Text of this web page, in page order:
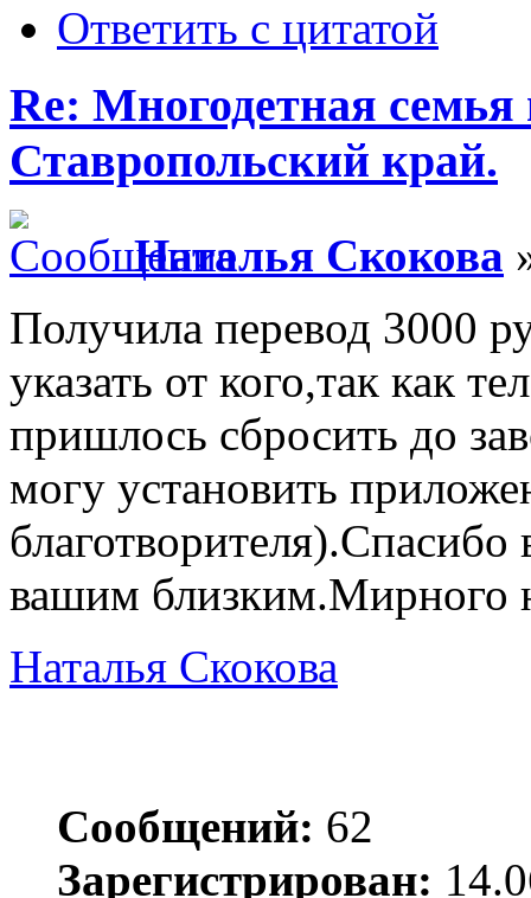
Ответить с цитатой
Re: Многодетная
Ставропольский край.
Наталья Скокова
Получила перевод 3000
указать от кого,так как
пришлось сбросить до
могу установить
вашим близким.Мирного
Наталья Скокова
Сообщений: 62
Зарегистрирован: